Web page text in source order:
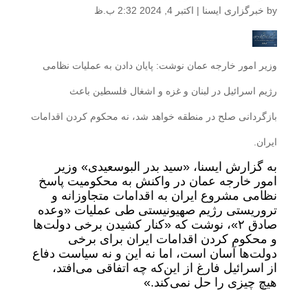
by خبرگزاری ایسنا | اکتبر 4, 2024 2:32 ب.ظ
وزیر امور خارجه عمان نوشت: پایان دادن به عملیات نظامی
رژیم اسرائیل در لبنان و غزه و اشغال فلسطین باعث
بازگردانی صلح در منطقه خواهد شد، نه محکوم کردن اقدامات
ایران.
به گزارش ایسنا، «سید بدر البوسعیدی» وزیر
امور خارجه عمان در واکنش به محکومیت پاسخ
نظامی مشروع ایران به اقدامات متجاوزانه و
تروریستی رژیم صهیونیستی طی عملیات «وعده
صادق ۲»، نوشت که «کنار کشیدن برخی دولت‌ها
و محکوم کردن اقدامات ایران برای برخی
دولت‌ها آسان است، اما نه این و نه سیاست دفاع
از اسرائیل فارغ از این‌که چه اتفاقی می‌افتد،
هیچ چیزی را حل نمی‌کند.»